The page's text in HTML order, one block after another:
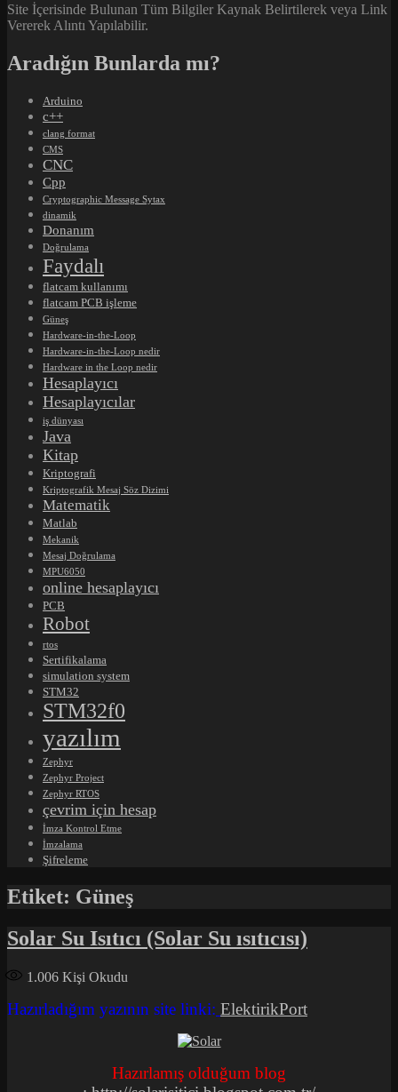
Site İçerisinde Bulunan Tüm Bilgiler Kaynak Belirtilerek veya Link
Vererek Alıntı Yapılabilir.
Aradığın Bunlarda mı?
Arduino
c++
clang format
CMS
CNC
Cpp
Cryptographic Message Sytax
dinamik
Donanım
Doğrulama
Faydalı
flatcam kullanımı
flatcam PCB işleme
Güneş
Hardware-in-the-Loop
Hardware-in-the-Loop nedir
Hardware in the Loop nedir
Hesaplayıcı
Hesaplayıcılar
iş dünyası
Java
Kitap
Kriptografi
Kriptografik Mesaj Söz Dizimi
Matematik
Matlab
Mekanik
Mesaj Doğrulama
MPU6050
online hesaplayıcı
PCB
Robot
rtos
Sertifikalama
simulation system
STM32
STM32f0
yazılım
Zephyr
Zephyr Project
Zephyr RTOS
çevrim için hesap
İmza Kontrol Etme
İmzalama
Şifreleme
Etiket: Güneş
Solar Su Isıtıcı (Solar Su ısıtıcısı)
1.006 Kişi Okudu
Hazırladığım yazının site linki: ElektirikPort
Hazırlamış olduğum blog